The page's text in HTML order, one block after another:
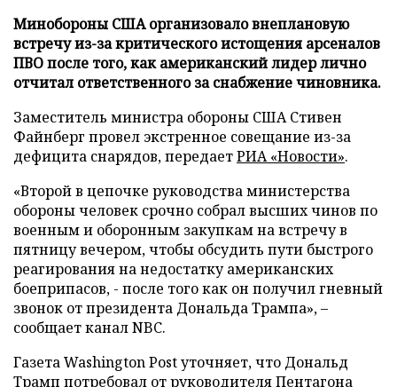
Минобороны США организовало внеплановую
встречу из-за критического истощения арсеналов
ПВО после того, как американский лидер лично
отчитал ответственного за снабжение чиновника.
Заместитель министра обороны США Стивен
Файнберг провел экстренное совещание из-за
дефицита снарядов, передаетРИА «Новости».
«Второй в цепочке руководства министерства
обороны человек срочно собрал высших чинов по
военным и оборонным закупкам на встречу в
пятницу вечером, чтобы обсудить пути быстрого
реагирования на недостатку американских
боеприпасов, - после того как он получил гневный
звонок от президента Дональда Трампа», –
сообщает канал NBC.
Газета Washington Post уточняет, что Дональд
Трамп потребовал от руководителя Пентагона